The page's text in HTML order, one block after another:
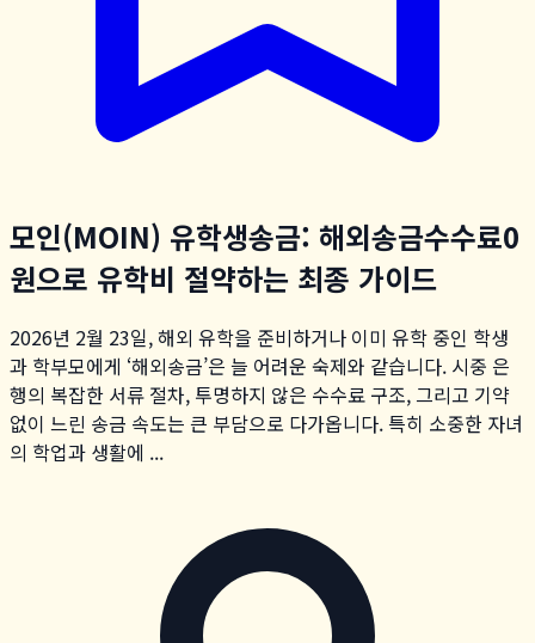
모인(MOIN) 유학생송금: 해외송금수수료0
원으로 유학비 절약하는 최종 가이드
2026년 2월 23일, 해외 유학을 준비하거나 이미 유학 중인 학생
과 학부모에게 ‘해외송금’은 늘 어려운 숙제와 같습니다. 시중 은
행의 복잡한 서류 절차, 투명하지 않은 수수료 구조, 그리고 기약
없이 느린 송금 속도는 큰 부담으로 다가옵니다. 특히 소중한 자녀
의 학업과 생활에 ...